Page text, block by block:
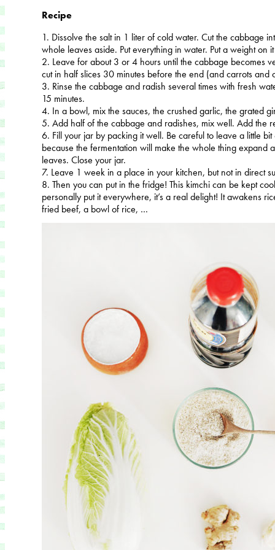
Recipe
1. Dissolve the salt in 1 liter of cold water. Cut the cabbage
whole leaves aside. Put everything in water. Put a weight on
2. Leave for about 3 or 4 hours until the cabbage becomes
cut in half slices 30 minutes before the end (and carrots and
3. Rinse the cabbage and radish several times with fresh
15 minutes.
4. In a bowl, mix the sauces, the crushed garlic, the grated
5. Add half of the cabbage and radishes, mix well. Add the
6. Fill your jar by packing it well. Be careful to leave a little
because the fermentation will make the whole thing expand
leaves. Close your jar.
7. Leave 1 week in a place in your kitchen, but not in direct
8. Then you can put in the fridge! This kimchi can be kept
personally put it everywhere, it’s a real delight! It awakens
fried beef, a bowl of rice, …